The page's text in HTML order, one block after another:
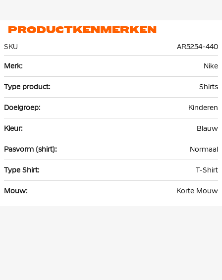
PRODUCTKENMERKEN
SKU
AR5254-440
informatie
Nike
Shirts
Kinderen
Blauw
Normaal
T-Shirt
Korte Mouw